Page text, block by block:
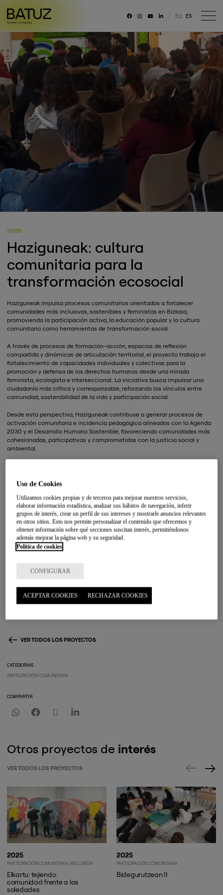
Fundación
Historia
Misión, Visión, Principios
Organización
Portal de transparencia
Memoria anual y datos generales
Canal ético
Trabaja con nosotras/os
EU ES
2025
Haziguneak: cultura
comunitaria para la
transformación ecosocial
Haziguneak impulsa procesos comunitarios orientados a fortalecer
comunidades más inclusivas, sostenibles y feministas en Bizkaia,
promoviendo la participación activa, la educación popular y la cultura
comunitaria como herramientas de transformación social.
A través de procesos de formación-acción, espacios de reflexión
compartida y dinámicas de articulación territorial, el proyecto trabaja el
fortalecimiento de capacidades individuales y colectivas para la
promoción y defensa de los derechos humanos desde una mirada
feminista, ecologista e interseccional. La iniciativa busca impulsar una
ciudadanía más crítica y corresponsable, reforzando los vínculos entre
comunidad, sostenibilidad de la vida y participación social.
Desde esta perspectiva, Haziguneak contribuye a generar procesos de
activación comunitaria e incidencia pedagógica alineados con la Agenda
2030 y el Desarrollo Humano Sostenible, favoreciendo comunidades más
cohesionadas, participativas y comprometidas con la justicia social y
ambiental.
VER TODOS LOS PROYECTOS
CATEGORÍAS
PARTICIPACIÓN COMUNITARIA
COMPARTIR
Otros proyectos de interés
VER TODOS LOS PROYECTOS
2025
PARTICIPACIÓN COMUNITARIA INCLUSIÓN
Elkartu: tejiendo
comunidad frente a las
soledades
2025
PARTICIPACIÓN COMUNITARIA
Bidegurutzean II
Uso de Cookies
Utilizamos cookies propias y de terceros para mejorar nuestros servicios,
elaborar información estadística, analizar sus hábitos de navegación, inferir
grupos de interés, crear un perfil de sus intereses y mostrarle anuncios relevantes
en otros sitios. Esto nos permite personalizar el contenido que ofrecemos y
obtener información sobre qué secciones suscitan interés, permitiéndonos
además mejorar la página web y su seguridad.
Política de cookies
CONFIGURAR
RECHAZAR COOKIES
ACEPTAR COOKIES